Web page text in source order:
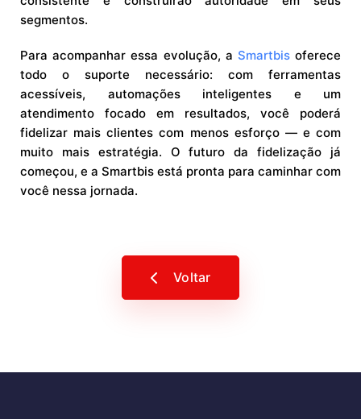
segmentos.
Para acompanhar essa evolução, a Smartbisoferece
todo o suporte necessário: com ferramentas
acessíveis, automações inteligentes e um
atendimento focado em resultados, você poderá
fidelizar mais clientes com menos esforço — e com
muito mais estratégia. O futuro da fidelização já
começou, e a Smartbis está pronta para caminhar com
você nessa jornada.
Voltar